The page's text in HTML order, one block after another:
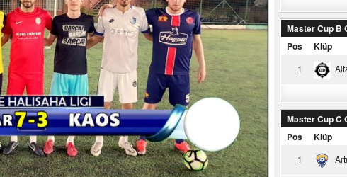
Master Cup B
Pos
Klüp
1
Master Cup C
Pos
Klüp
1